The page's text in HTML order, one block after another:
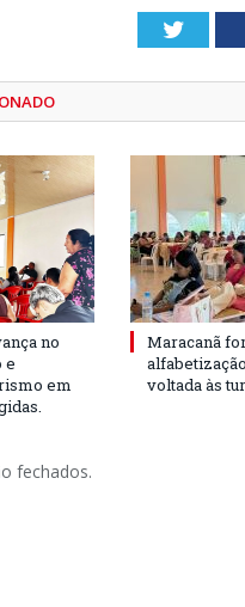
no
e
em
Maracanã
voltada às
fechados.